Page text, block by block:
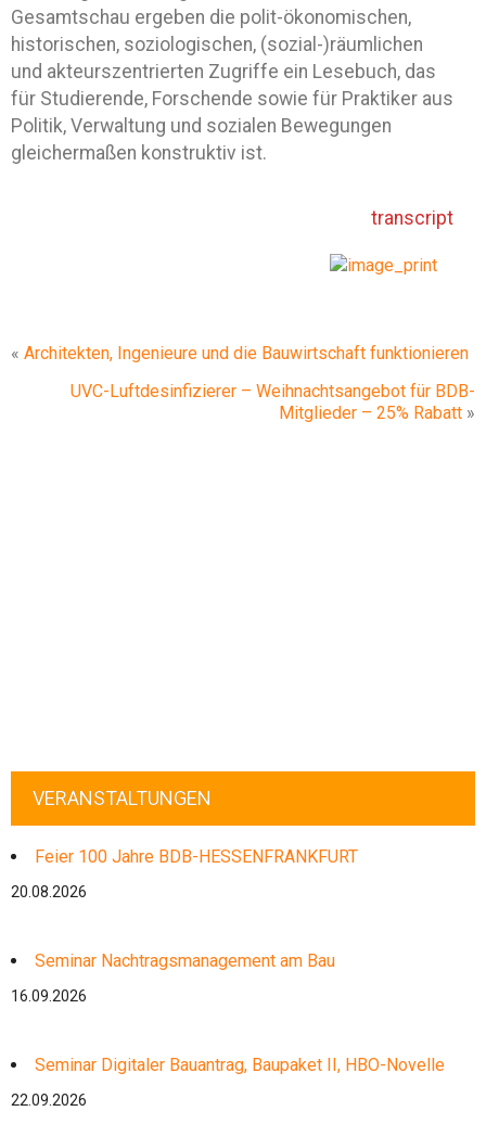
Gesamtschau ergeben die polit-ökonomischen,
historischen, soziologischen, (sozial-)räumlichen
und akteurszentrierten Zugriffe ein Lesebuch, das
für Studierende, Forschende sowie für Praktiker aus
Politik, Verwaltung und sozialen Bewegungen
gleichermaßen konstruktiv ist.
transcript
« Architekten, Ingenieure und die Bauwirtschaft funktionieren
UVC-Luftdesinfizierer – Weihnachtsangebot für BDB-
Mitglieder – 25% Rabatt »
VERANSTALTUNGEN
Feier 100 Jahre BDB-HESSENFRANKFURT
20.08.2026
Seminar Nachtragsmanagement am Bau
16.09.2026
Seminar Digitaler Bauantrag, Baupaket II, HBO-Novelle
22.09.2026